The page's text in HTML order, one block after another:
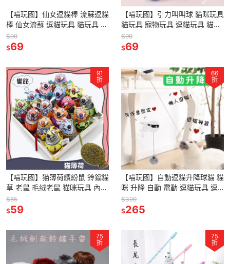
【喵玩國】仙女逗貓棒 流蘇逗貓
棒 仙女流蘇 逗貓玩具 貓玩具 逗
貓神器 逗貓棒
$99
$69
【喵玩國】引力叫叫球 貓咪玩具
貓玩具 寵物玩具 逗貓玩具 貓玩
具球 叫叫球 寵物貓貓玩具 寵物
玩具 貓咪互動
$99
$69
91
折
【喵玩國】猫薄荷繽紛鼠 鈴鐺貓
草 老鼠 毛绒老鼠 猫咪玩具 內含
鈴鐺 貓玩具貓草球 逗貓 貓薄荷
貓草玩具 貓薄荷抱枕
$65
$59
66
折
【喵玩國】自動逗貓升降球貓 貓
咪 升降 自動 電動 逗貓玩具 逗
貓 逗貓棒 貓玩具 逗貓球 電動球
升降球 寵物玩具
$399
$265
75
折
75
折